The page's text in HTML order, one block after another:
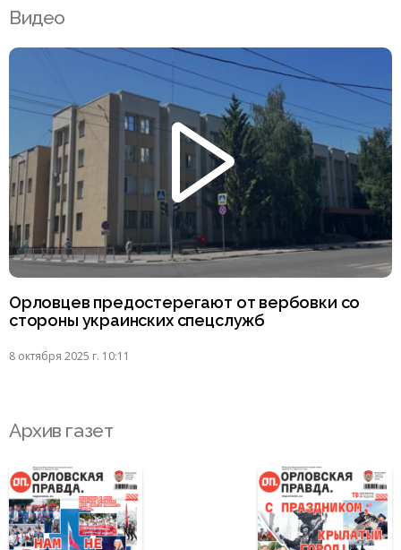
Видео
Орловцев предостерегают от вербовки со
стороны украинских спецслужб
8 октября 2025 г. 10:11
Архив газет